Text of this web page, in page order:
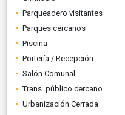
Parqueadero visitantes
Parques cercanos
Piscina
Portería / Recepción
Salón Comunal
Trans. público cercano
Urbanización Cerrada